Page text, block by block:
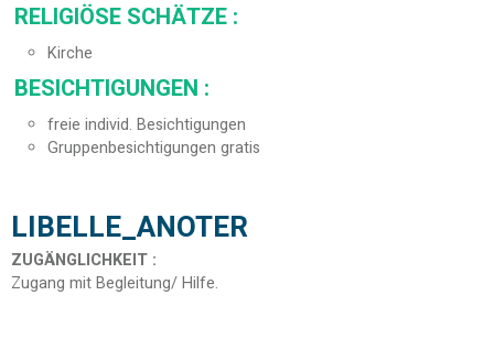
RELIGIÖSE SCHÄTZE :
Kirche
BESICHTIGUNGEN :
freie individ. Besichtigungen
Gruppenbesichtigungen gratis
LIBELLE_ANOTER
ZUGÄNGLICHKEIT :
Zugang mit Begleitung/ Hilfe